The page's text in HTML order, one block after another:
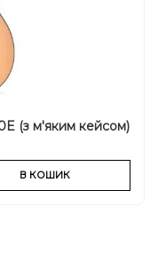
(з м'яким кейсом)
В КОШИК